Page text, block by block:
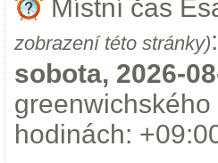
Místní čas
zobrazení této stránky):
sobota, 2026-
hodinách: